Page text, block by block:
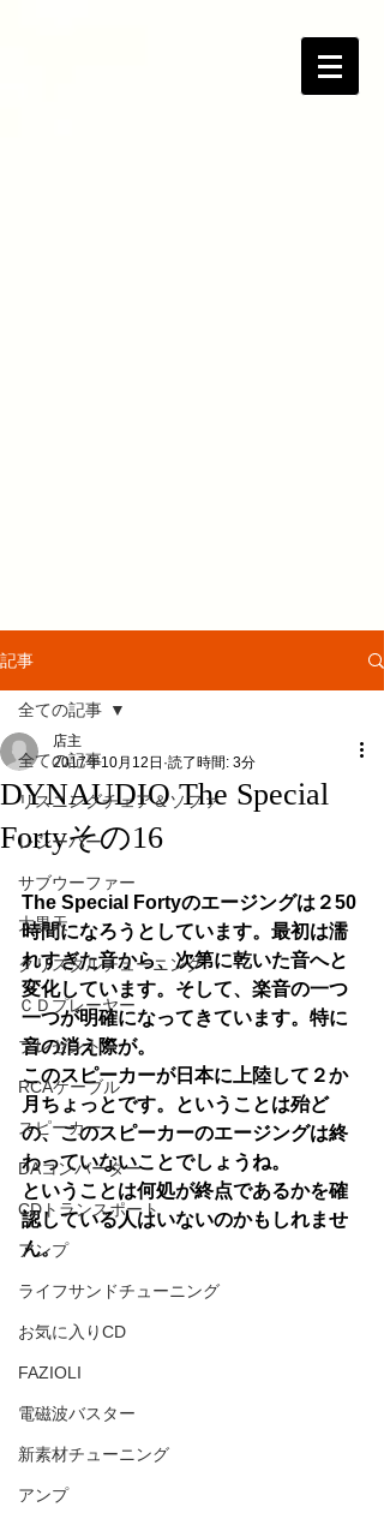
記事
全ての記事
リスニングチェア＆ソファ
レシーバー
サブウーファー
大黒天
クリスタルチューニング
ＣＤプレーヤー
プレゼント
RCAケーブル
スピーカー
DAコンバーター
CDトランスポート
アンプ
ライフサンドチューニング
お気に入りCD
FAZIOLI
電磁波バスター
新素材チューニング
アンプ
全ての記事
DYNAUDIO The Special
Fortyその16
店主
2017年10月12日 読了時間: 3分
The Special Fortyのエージングは２50
時間になろうとしています。最初は濡
れすぎた音から、次第に乾いた音へと
変化しています。そして、楽音の一つ
一つが明確になってきています。特に
音の消え際が。
このスピーカーが日本に上陸して２か
月ちょっとです。ということは殆ど
の、このスピーカーのエージングは終
わっていないことでしょうね。
ということは何処が終点であるかを確
認している人はいないのかもしれませ
ん。